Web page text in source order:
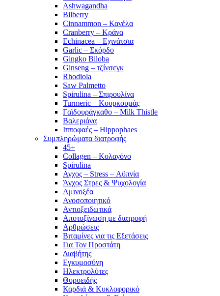
Ashwagandha
Bilberry
Cinnammon – Κανέλα
Cranberry – Κράνα
Echinacea – Εχινάτσια
Garlic – Σκόρδο
Gingko Biloba
Ginseng – τζίνσεγκ
Rhodiola
Saw Palmetto
Spirulina – Σπιρουλίνα
Turmeric – Κουρκουμάς
Γαϊδουράγκαθο – Milk Thistle
Βαλεριάνα
Ιπποφαές – Hippophaes
Συμπληρώματα διατροφής
45+
Collagen – Κολαγόνο
Spirulina
Αγχος – Stress – Αϋπνία
Άγχος Στρες & Ψυχολογία
Αμινοξέα
Ανοσοποιητικό
Αντιοξειδωτικά
Αποτοξίνωση με διατροφή
Αρθρώσεις
Βιταμίνες για τις Εξετάσεις
Για Τον Προστάτη
Διαβήτης
Εγκυμοσύνη
Ηλεκτρολύτες
Θυροειδής
Καρδιά & Κυκλοφορικό